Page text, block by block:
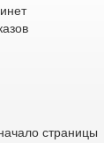
страницы